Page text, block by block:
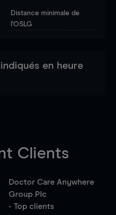
Distance minimale de
l'OSLG
en heure
Clients
Doctor Care Anywhere
Group Plc
- Top clients